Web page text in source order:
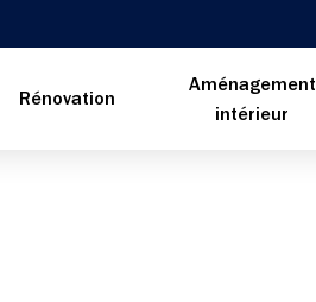
Rénovation
Aménagement
intérieur